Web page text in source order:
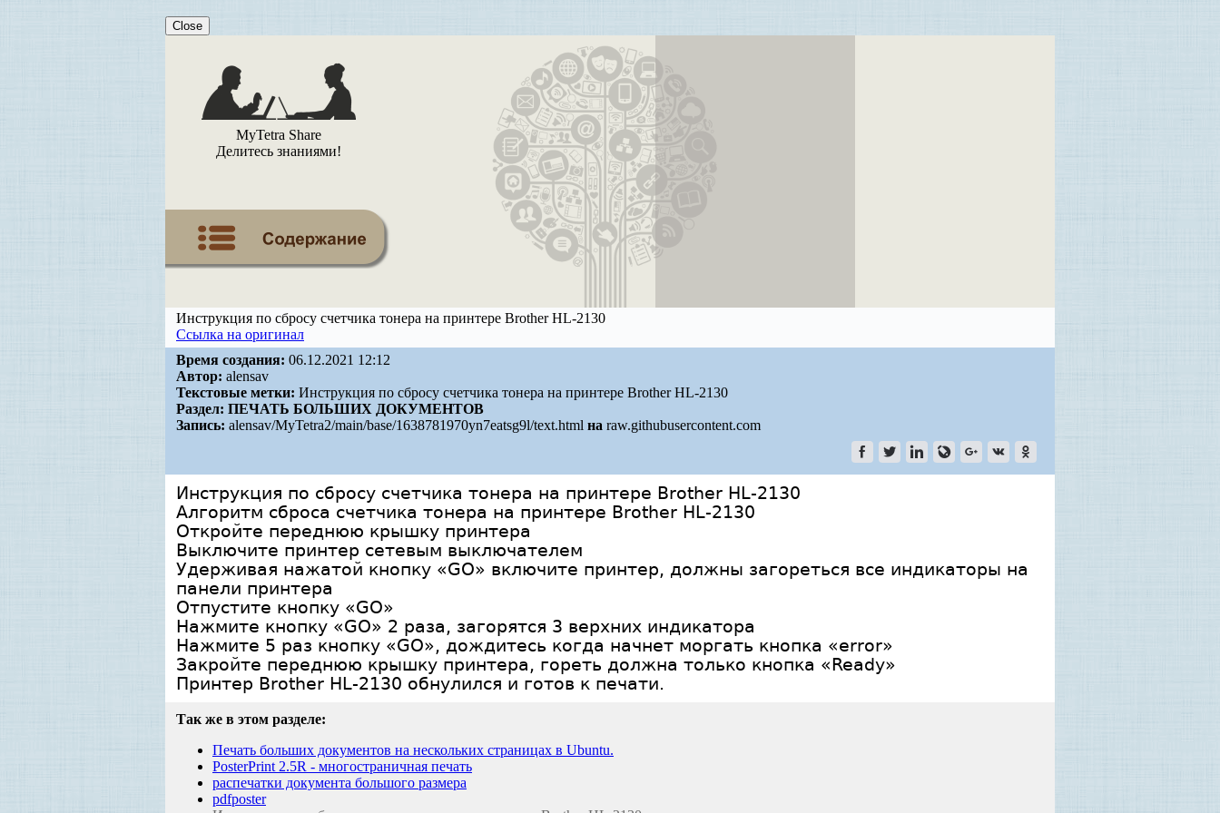
Close
MyTetra Share
Делитесь знаниями!
Инструкция по сбросу счетчика тонера на принтере Brother HL-2130
Ссылка на оригинал
Время создания: 06.12.2021 12:12
Автор: alensav
Текстовые метки: Инструкция по сбросу счетчика тонера на принтере Brother HL-2130
Раздел: ПЕЧАТЬ БОЛЬШИХ ДОКУМЕНТОВ
Запись: alensav/MyTetra2/main/base/1638781970yn7eatsg9l/text.html на raw.githubusercontent.com
Инструкция по сбросу счетчика тонера на принтере Brother HL-2130
Алгоритм сброса счетчика тонера на принтере Brother HL-2130
Откройте переднюю крышку принтера
Выключите принтер сетевым выключателем
Удерживая нажатой кнопку «GO» включите принтер, должны загореться все индикаторы на
панели принтера
Отпустите кнопку «GO»
Нажмите кнопку «GO» 2 раза, загорятся 3 верхних индикатора
Нажмите 5 раз кнопку «GO», дождитесь когда начнет моргать кнопка «error»
Закройте переднюю крышку принтера, гореть должна только кнопка «Ready»
Принтер Brother HL-2130 обнулился и готов к печати.
Так же в этом разделе:
Печать больших документов на нескольких страницах в Ubuntu.
PosterPrint 2.5R - многостраничная печать
распечатки документа большого размера
pdfposter